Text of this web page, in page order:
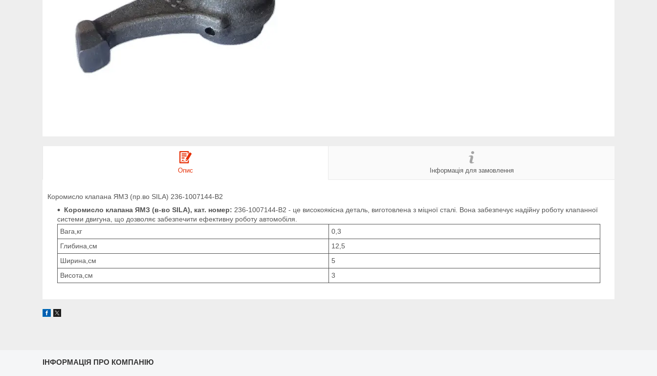
Опис Інформація для замовлення
Коромисло клапана ЯМЗ (пр.во SILA) 236-1007144-В2
Коромисло клапана ЯМЗ (в-во SILA), кат. номер: 236-1007144-В2 - це високоякісна деталь, виготовлена з міцної сталі. Вона забезпечує надійну роботу клапанної
системи двигуна, що дозволяє забезпечити ефективну роботу автомобіля.
Вага,кг
0,3
Глибина,см
12,5
Ширина,см
5
Висота,см
3
ІНФОРМАЦІЯ ПРО КОМПАНІЮ